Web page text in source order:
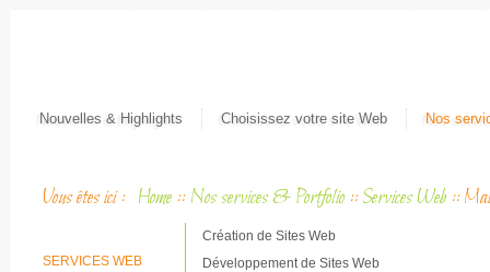
Nouvelles & Highlights Choisissez votre site Web Nos
Vous êtes ici : Home :: Nos services & Portfolio ::Services Web ::
SERVICES WEB
Création de Sites Web
Développement de Sites Web